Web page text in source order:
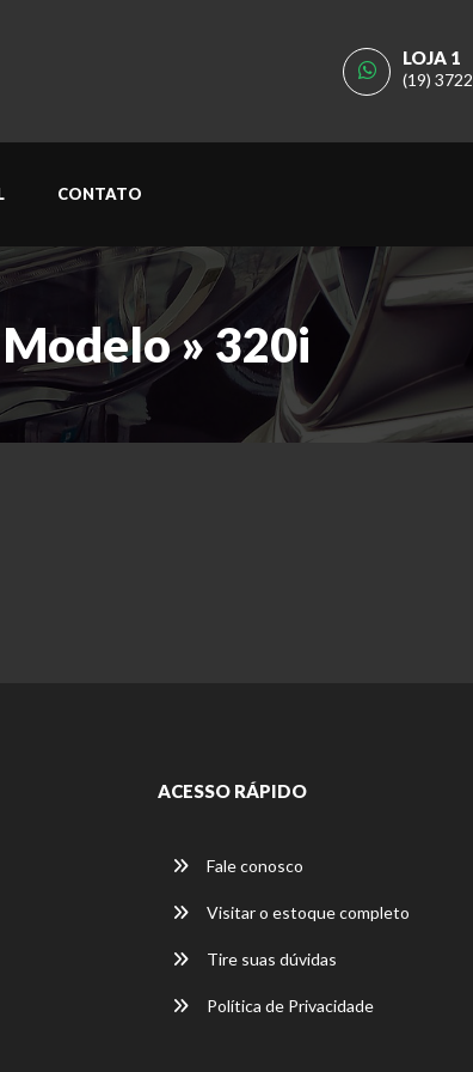
LOJA 1
(19)
CONTATO
» 320i
ACESSO RÁPIDO
Fale conosco
Visitar o estoque completo
Tire suas dúvidas
Política de Privacidade